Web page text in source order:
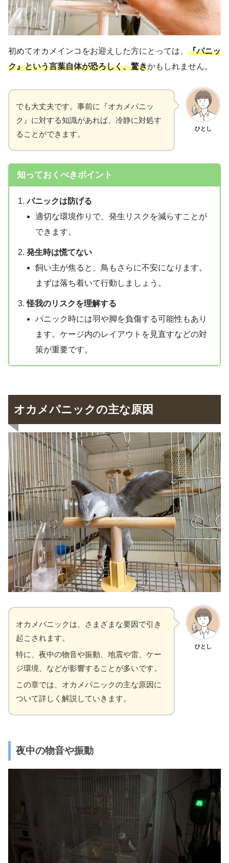
初めてオカメインコをお迎えした方にとっては、 『パニッ
ク』という言葉自体が恐ろしく、驚きかもしれません。
ひとし
でも大丈夫です。事前に『オカメパニッ
ク』に対する知識があれば、冷静に対処す
ることができます。
知っておくべきポイント
パニックは防げる
適切な環境作りで、発生リスクを減らすことが
できます。
発生時は慌てない
飼い主が焦ると、鳥もさらに不安になります。
まずは落ち着いて行動しましょう。
怪我のリスクを理解する
パニック時には羽や脚を負傷する可能性もあり
ます。ケージ内のレイアウトを見直すなどの対
策が重要です。
オカメパニックの主な原因
ひとし
オカメパニックは、さまざまな要因で引き
起こされます。
特に、夜中の物音や振動、地震や雷、ケー
ジ環境、などが影響することが多いです。
この章では、オカメパニックの主な原因に
ついて詳しく解説していきます。
夜中の物音や振動